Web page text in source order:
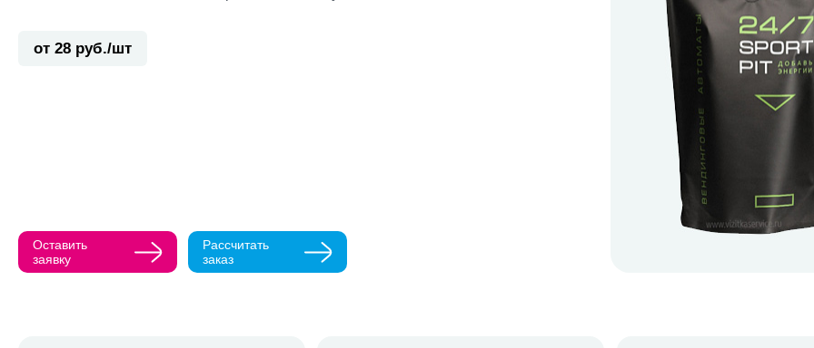
от 28 руб./шт
Оставить
заявку
Рассчитать
заказ
Нажимая кнопку "Оставить заявку", я даю согласие на
обработку персональных
политикой конфиденциальности